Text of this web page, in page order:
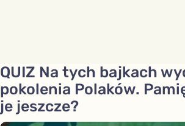
QUIZ Na tych bajkach
pokolenia Polaków.
je jeszcze?